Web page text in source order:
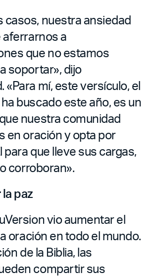
casos, nuestra ansiedad
a
que no estamos
soportar», dijo
«Para mí, este versículo, el
buscado este año, es un
nuestra comunidad
en oración y opta por
para que lleve sus cargas,
corroboran».
paz
vio aumentar el
oración en todo el mundo.
de la Biblia, las
compartir sus